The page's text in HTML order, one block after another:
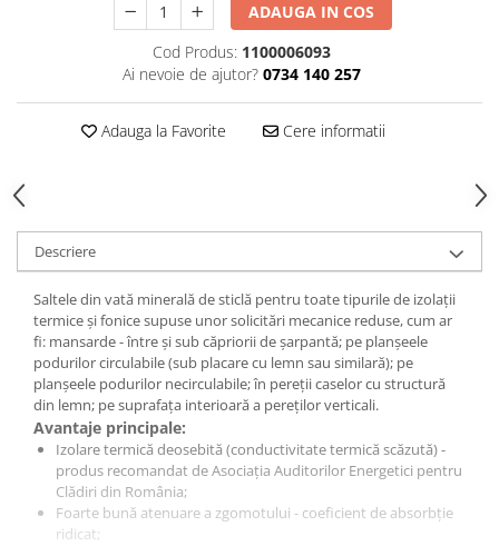
ADAUGA IN COS
Cod Produs: 1100006093
Ai nevoie de ajutor? 0734 140 257
Adauga la Favorite Cere informatii
Descriere
Saltele din vată minerală de sticlă pentru toate tipurile de izolații
termice și fonice supuse unor solicitări mecanice reduse, cum ar
fi: mansarde - între și sub căpriorii de șarpantă; pe planșeele
podurilor circulabile (sub placare cu lemn sau similară); pe
planșeele podurilor necirculabile; în pereții caselor cu structură
din lemn; pe suprafața interioară a pereților verticali.
Avantaje principale:
Izolare termică deosebită (conductivitate termică scăzută) -
produs recomandat de Asociația Auditorilor Energetici pentru
Clădiri din România;
Foarte bună atenuare a zgomotului - coeficient de absorbție
ridicat;